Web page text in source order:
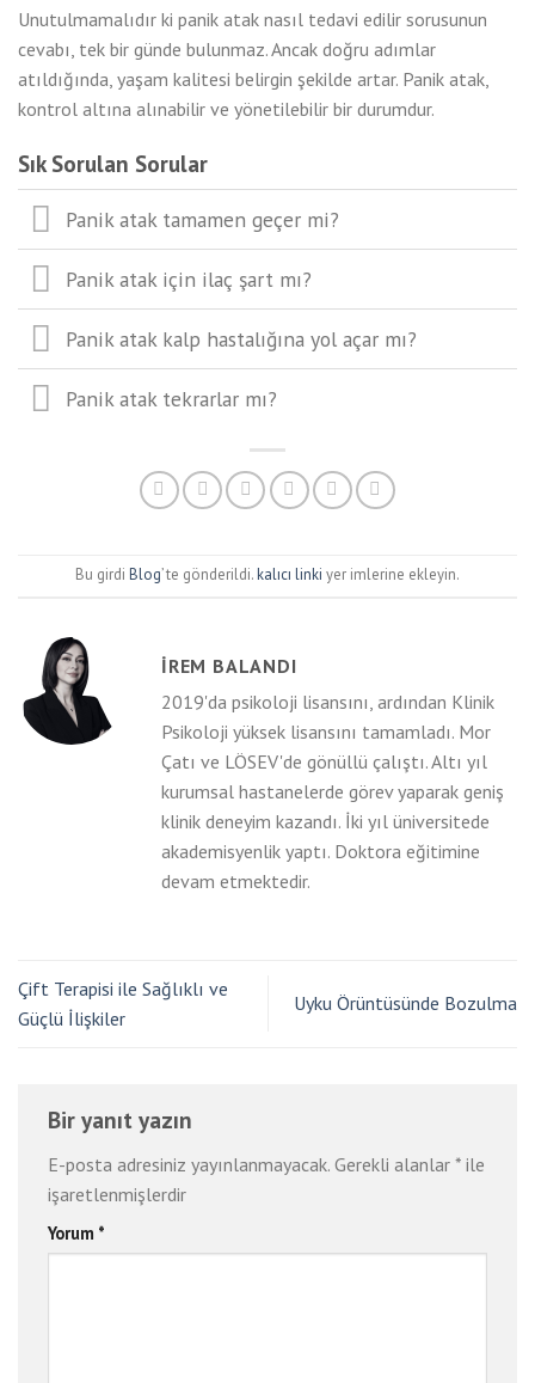
Unutulmamalıdır ki panik atak nasıl tedavi edilir sorusunun
cevabı, tek bir günde bulunmaz. Ancak doğru adımlar
atıldığında, yaşam kalitesi belirgin şekilde artar. Panik atak,
kontrol altına alınabilir ve yönetilebilir bir durumdur.
Sık Sorulan Sorular
Panik atak tamamen geçer mi?
Panik atak için ilaç şart mı?
Panik atak kalp hastalığına yol açar mı?
Panik atak tekrarlar mı?
Bu girdi Blog’ te gönderildi.kalıcı linki yer imlerine ekleyin.
İREM BALANDI
2019'da psikoloji lisansını, ardından Klinik
Psikoloji yüksek lisansını tamamladı. Mor
Çatı ve LÖSEV'de gönüllü çalıştı. Altı yıl
kurumsal hastanelerde görev yaparak geniş
klinik deneyim kazandı. İki yıl üniversitede
akademisyenlik yaptı. Doktora eğitimine
devam etmektedir.
Çift Terapisi ile Sağlıklı ve
Güçlü İlişkiler
Uyku Örüntüsünde Bozulma
Bir yanıt yazın
E-posta adresiniz yayınlanmayacak. Gerekli alanlar * ile
işaretlenmişlerdir
Yorum *